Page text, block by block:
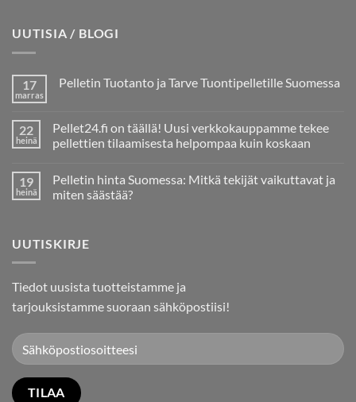
UUTISIA / BLOGI
17
marras
Pelletin Tuotanto ja Tarve Tuontipelletille Suomessa
Pelletin
Tuotanto
ja
Suomessa
22
heinä
Pellet24.fi on täällä! Uusi verkkokauppamme tekee
pellettien tilaamisesta helpompaa kuin koskaan
artikkeliin
Pellet24.fi
on
tekee
pellettien
koskaan
19
heinä
Pelletin hinta Suomessa: Mitkä tekijät vaikuttavat ja
miten säästää?
Pelletin
hinta
tekijät
vaikuttavat
ja
miten
UUTISKIRJE
Tiedot uusista tuotteistamme ja
tarjouksistamme suoraan sähköpostiisi!